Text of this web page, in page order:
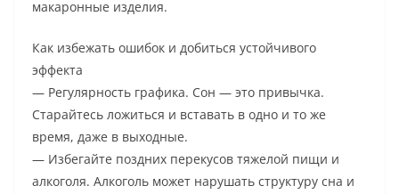
макаронные изделия.
Как избежать ошибок и добиться устойчивого
эффекта
— Регулярность графика. Сон — это привычка.
Старайтесь ложиться и вставать в одно и то же
время, даже в выходные.
— Избегайте поздних перекусов тяжелой пищи и
алкоголя. Алкоголь может нарушать структуру сна и